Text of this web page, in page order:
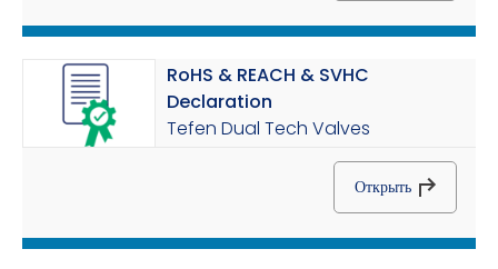
RoHS & REACH & SVHC
Declaration
Tefen Dual Tech Valves
Открыть